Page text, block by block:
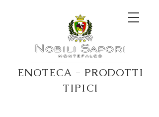
ENOTECA - PRODOTTI
TIPICI